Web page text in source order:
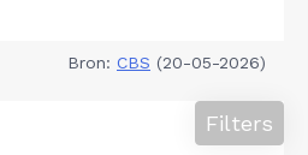
Bron: CBS (20-05-2026)
Filters